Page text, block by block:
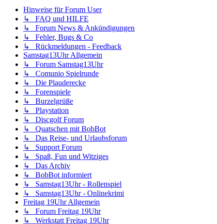
Hinweise für Forum User
↳ FAQ und HILFE
↳ Forum News & Ankündigungen
↳ Fehler, Bugs & Co
↳ Rückmeldungen - Feedback
Samstag13Uhr Allgemein
↳ Forum Samstag13Uhr
↳ Comunio Spielrunde
↳ Die Plauderecke
↳ Forenspiele
↳ Burzelgrüße
↳ Playstation
↳ Discgolf Forum
↳ Quatschen mit BobBot
↳ Das Reise- und Urlaubsforum
↳ Support Forum
↳ Spaß, Fun und Witziges
↳ Das Archiv
↳ BobBot informiert
↳ Samstag13Uhr - Rollenspiel
↳ Samstag13Uhr - Onlinekrimi
Freitag 19Uhr Allgemein
↳ Forum Freitag 19Uhr
↳ Werkstatt Freitag 19Uhr